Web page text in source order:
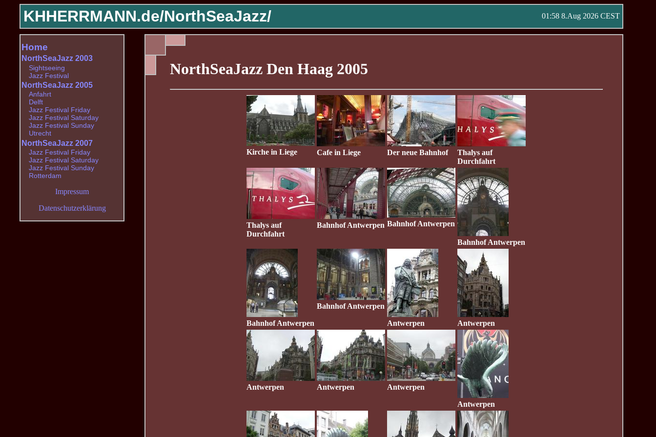
KHHERRMANN.de/NorthSeaJazz/ 01:58 8.Aug 2026 CEST
NorthSeaJazz Den Haag 2005
Kirche in Liege Cafe in Liege Der neue Bahnhof
Thalys auf
Durchfahrt
Thalys auf
Durchfahrt
Bahnhof Antwerpen Bahnhof Antwerpen
Bahnhof Antwerpen
Bahnhof Antwerpen
Bahnhof Antwerpen
Antwerpen Antwerpen
Antwerpen Antwerpen Antwerpen
Antwerpen
Home
NorthSeaJazz 2003
Sightseeing
Jazz Festival
NorthSeaJazz 2005
Anfahrt
Delft
Jazz Festival Friday
Jazz Festival Saturday
Jazz Festival Sunday
Utrecht
NorthSeaJazz 2007
Jazz Festival Friday
Jazz Festival Saturday
Jazz Festival Sunday
Rotterdam
Impressum
Datenschutzerklärung